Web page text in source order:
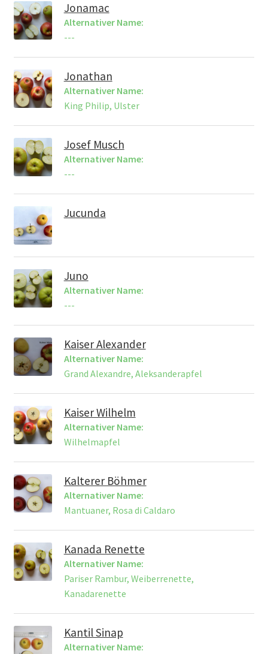
Jonamac
Alternativer Name:
---
Jonathan
Alternativer Name:
King Philip, Ulster
Josef Musch
Alternativer Name:
---
Jucunda
Juno
Alternativer Name:
---
Kaiser Alexander
Alternativer Name:
Grand Alexandre, Aleksanderapfel
Kaiser Wilhelm
Alternativer Name:
Wilhelmapfel
Kalterer Böhmer
Alternativer Name:
Mantuaner, Rosa di Caldaro
Kanada Renette
Alternativer Name:
Pariser Rambur, Weiberrenette,
Kanadarenette
Kantil Sinap
Alternativer Name: